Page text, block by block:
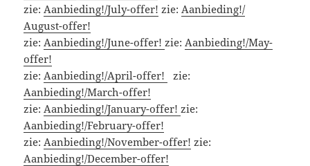
zie: Aanbieding!/July-offer! zie: Aanbieding!/
August-offer!
zie: Aanbieding!/June-offer!zie: Aanbieding!/May-
offer!
zie: Aanbieding!/April-offer!
zie:
Aanbieding!/March-offer!
zie: Aanbieding!/January-offer!zie:
Aanbieding!/February-offer!
zie: Aanbieding!/November-offer! zie:
Aanbieding!/December-offer!